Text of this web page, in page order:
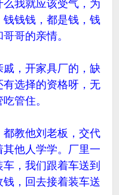
我就应该受气，为
钱钱，都是钱，钱
哥的亲情。
，开家具厂的，缺
选择的资格呀，无
管住。
教他刘老板，交代
他人学学。厂里一
，我们跟着车送到
，回去接着装车送